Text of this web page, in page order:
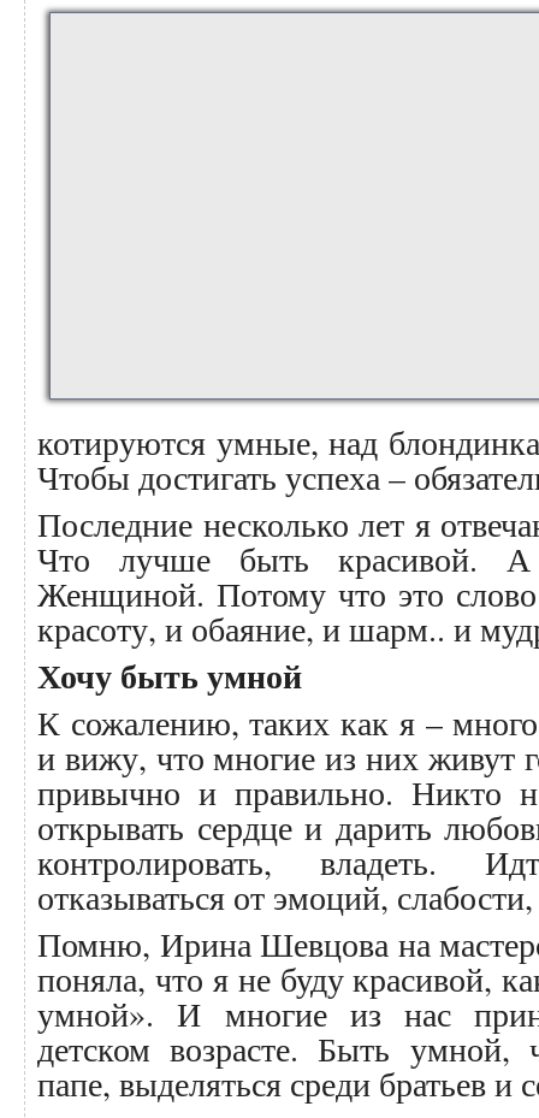
котируются умные, над
Чтобы достигать успеха –
Последние несколько лет я
Что лучше быть красивой.
Женщиной. Потому что это
красоту, и обаяние, и шарм.. и
Хочу быть умной
К сожалению, таких как я –
и вижу, что многие из них живут
привычно и правильно. Никто
открывать сердце и дарить
контролировать, владеть.
отказываться от эмоций,
Помню, Ирина Шевцова на
поняла, что я не буду красивой,
умной». И многие из нас
детском возрасте. Быть умной,
папе, выделяться среди братьев и